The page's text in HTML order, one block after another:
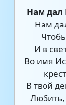
Нам дал
Нам
И в
Во имя
В твой
Любить,